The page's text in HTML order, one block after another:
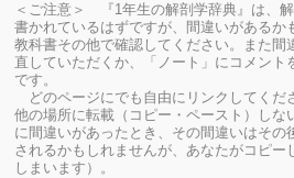
＜ご注意＞ 『1年生の解剖学辞典』は、
書かれているはずですが、間違いがあるか
教科書その他で確認してください。
また間
直していただくか、「ノート」にコメント
です。
どのページにでも自由にリンクしてくだ
他の場所に転載（コピー・ペースト）しな
に間違いがあったとき、その間違いはその
されるかもしれませんが、あなたがコピー
しまいます）。